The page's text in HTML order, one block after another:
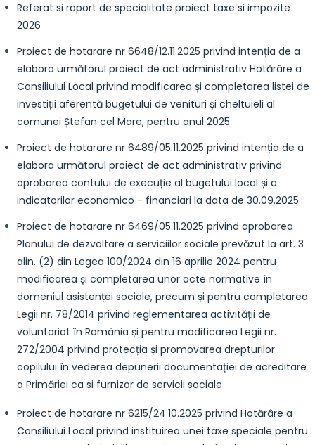
Referat si raport de specialitate proiect taxe si impozite
2026
Proiect de hotarare nr 6648/12.11.2025 privind intenția de a
elabora următorul proiect de act administrativ Hotărâre a
Consiliului Local privind modificarea și completarea listei de
investiții aferentă bugetului de venituri și cheltuieli al
comunei Ștefan cel Mare, pentru anul 2025
Proiect de hotarare nr 6489/05.11.2025 privind intenția de a
elabora următorul proiect de act administrativ privind
aprobarea contului de execuție al bugetului local și a
indicatorilor economico - financiari la data de 30.09.2025
Proiect de hotarare nr 6469/05.11.2025 privind aprobarea
Planului de dezvoltare a serviciilor sociale prevăzut la art. 3
alin. (2) din Legea 100/2024 din 16 aprilie 2024 pentru
modificarea și completarea unor acte normative în
domeniul asistenței sociale, precum și pentru completarea
Legii nr. 78/2014 privind reglementarea activității de
voluntariat în România și pentru modificarea Legii nr.
272/2004 privind protecția și promovarea drepturilor
copilului în vederea depunerii documentației de acreditare
a Primăriei ca si furnizor de servicii sociale
Proiect de hotarare nr 6215/24.10.2025 privind Hotărâre a
Consiliului Local privind instituirea unei taxe speciale pentru